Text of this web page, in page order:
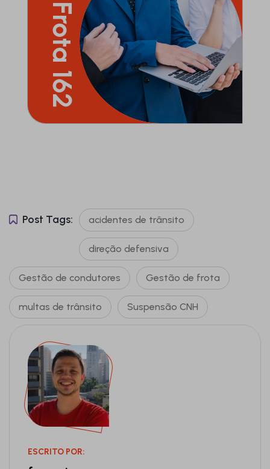
Frota 162
Post Tags: acidentes de trânsito
direção defensiva
Gestão de condutores Gestão de frota
multas de trânsito Suspensão CNH
ESCRITO POR: